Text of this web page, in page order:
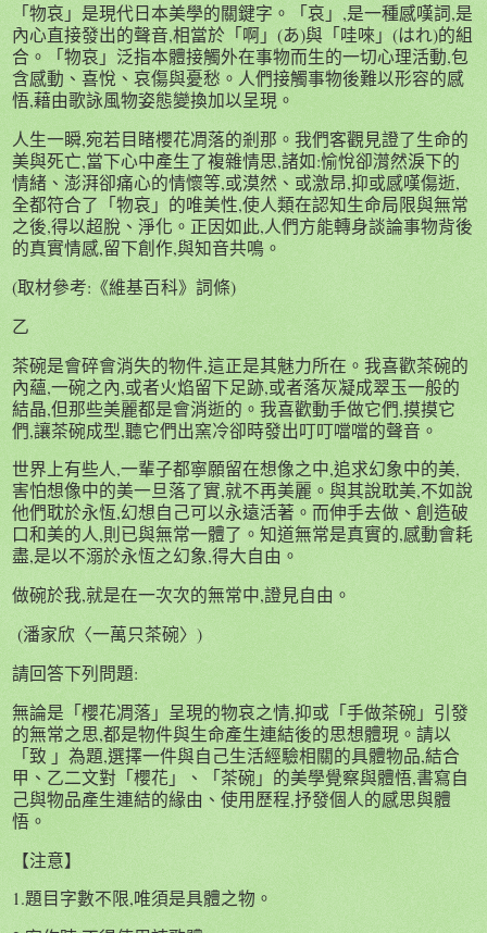
「物哀」是現代日本美學的關鍵字。「哀」,是一種感嘆詞,是
內心直接發出的聲音,相當於「啊」(あ)與「哇唻」(はれ)的組
合。「物哀」泛指本體接觸外在事物而生的一切心理活動,包
含感動、喜悅、哀傷與憂愁。人們接觸事物後難以形容的感
悟,藉由歌詠風物姿態變換加以呈現。
人生一瞬,宛若目睹櫻花凋落的剎那。我們客觀見證了生命的
美與死亡,當下心中產生了複雜情思,諸如:愉悅卻潸然淚下的
情緒、澎湃卻痛心的情懷等,或漠然、或激昂,抑或感嘆傷逝,
全都符合了「物哀」的唯美性,使人類在認知生命局限與無常
之後,得以超脫、淨化。正因如此,人們方能轉身談論事物背後
的真實情感,留下創作,與知音共鳴。
(取材參考:《維基百科》詞條)
乙
茶碗是會碎會消失的物件,這正是其魅力所在。我喜歡茶碗的
內蘊,一碗之內,或者火焰留下足跡,或者落灰凝成翠玉一般的
結晶,但那些美麗都是會消逝的。我喜歡動手做它們,摸摸它
們,讓茶碗成型,聽它們出窯冷卻時發出叮叮噹噹的聲音。
世界上有些人,一輩子都寧願留在想像之中,追求幻象中的美,
害怕想像中的美一旦落了實,就不再美麗。與其說耽美,不如說
他們耽於永恆,幻想自己可以永遠活著。而伸手去做、創造破
口和美的人,則已與無常一體了。知道無常是真實的,感動會耗
盡,是以不溺於永恆之幻象,得大自由。
做碗於我,就是在一次次的無常中,證見自由。
(潘家欣〈一萬只茶碗〉)
請回答下列問題:
無論是「櫻花凋落」呈現的物哀之情,抑或「手做茶碗」引發
的無常之思,都是物件與生命產生連結後的思想體現。請以
「致 」為題,選擇一件與自己生活經驗相關的具體物品,結合
甲、乙二文對「櫻花」、「茶碗」的美學覺察與體悟,書寫自
己與物品產生連結的緣由、使用歷程,抒發個人的感思與體
悟。
【注意】
1.題目字數不限,唯須是具體之物。